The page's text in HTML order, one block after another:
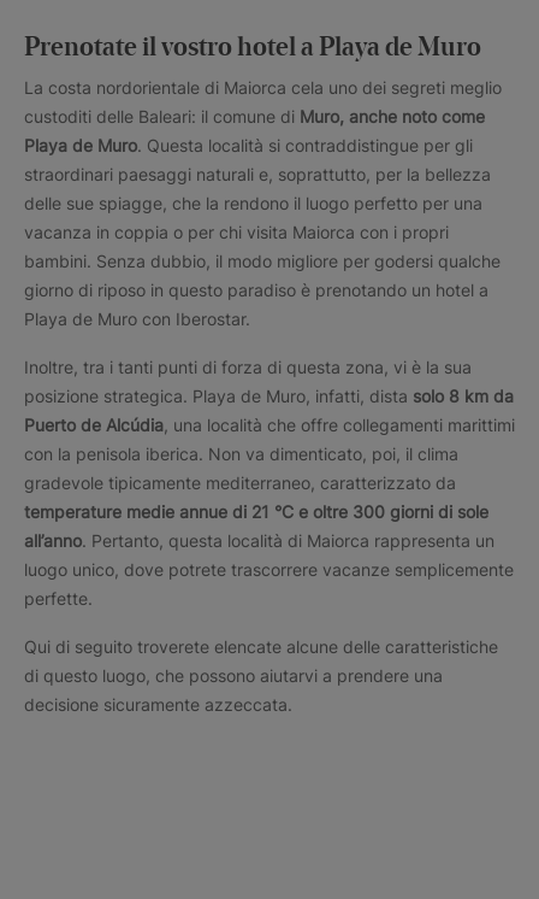
Prenotate il vostro hotel a Playa de Muro
La costa nordorientale di Maiorca cela uno dei segreti meglio
custoditi delle Baleari: il comune di Muro, anche noto come
Playa de Muro. Questa località si contraddistingue per gli
straordinari paesaggi naturali e, soprattutto, per la bellezza
delle sue spiagge, che la rendono il luogo perfetto per una
vacanza in coppia o per chi visita Maiorca con i propri
bambini. Senza dubbio, il modo migliore per godersi qualche
giorno di riposo in questo paradiso è prenotando un hotel a
Playa de Muro con Iberostar.
Inoltre, tra i tanti punti di forza di questa zona, vi è la sua
posizione strategica. Playa de Muro, infatti, dista solo 8 km da
Puerto de Alcúdia , una località che offre collegamenti marittimi
con la penisola iberica. Non va dimenticato, poi, il clima
gradevole tipicamente mediterraneo, caratterizzato da
temperature medie annue di 21 °C e oltre 300 giorni di sole
all’anno. Pertanto, questa località di Maiorca rappresenta un
luogo unico, dove potrete trascorrere vacanze semplicemente
perfette.
Qui di seguito troverete elencate alcune delle caratteristiche
di questo luogo, che possono aiutarvi a prendere una
decisione sicuramente azzeccata.